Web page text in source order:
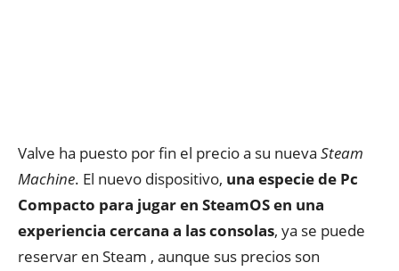
Valve ha puesto por fin el precio a su nueva Steam
Machine. El nuevo dispositivo, una especie de Pc
Compacto para jugar en SteamOS en una
experiencia cercana a las consolas, ya se puede
reservar en Steam , aunque sus precios son